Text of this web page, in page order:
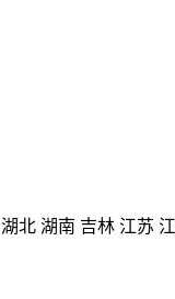
湖北 湖南 吉林 江苏